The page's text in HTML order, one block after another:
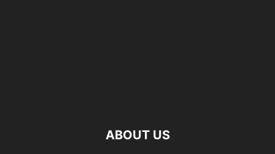
ABOUT US